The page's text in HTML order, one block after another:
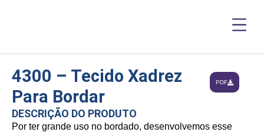
4300 – Tecido Xadrez
Para Bordar
PDF
DESCRIÇÃO DO PRODUTO
Por ter grande uso no bordado, desenvolvemos esse